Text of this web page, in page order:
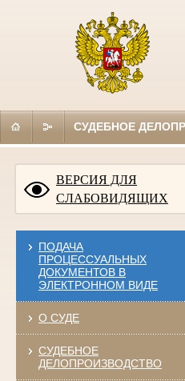
СУДЕБНОЕ
ВЕРСИЯ ДЛЯ
СЛАБОВИДЯЩИХ
ПОДАЧА
ПРОЦЕССУАЛЬНЫХ
ДОКУМЕНТОВ В
ЭЛЕКТРОННОМ ВИДЕ
О СУДЕ
СУДЕБНОЕ
ДЕЛОПРОИЗВОДСТВО